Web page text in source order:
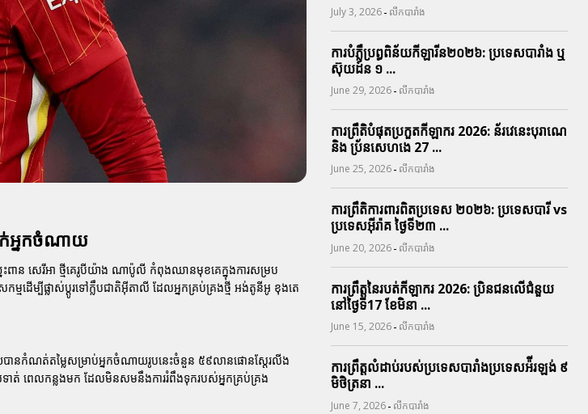
អ្នកចំណាយ
ពាន សេរីអា ថ្មីគេរូបីយ៉ាង ណាប៉ូលី កំពុងឈានមុខគេក្នុងការសម្រប
ដើម្បីផ្លាស់ប្តូរទៅក្លឹបជាតិអ៊ីតាលី ដែលអ្នកគ្រប់គ្រងថ្មី អង់តូនីអូ ខុងតេ
ានកំណត់តម្លៃសម្រាប់អ្នកចំណាយរូបនេះចំនួន ៥៩លានផោនស្តែរលីង
ាត់ ពេលកន្លងមក ដែលមិនសមនឹងការរំពឹងទុករបស់អ្នកគ្រប់គ្រង
July 3, 2026 - លីកបារាំង
ការបំភ្លឺប្រព្ធ​ពិន័យ​កីឡារីន​២០២៦: ប្រទេស​បារាំង​ ឬ​
ស៊ុយដ៍ន​ ១ ...
June 29, 2026 - លីកបារាំង
ការព្រឹតិបំផុតប្រកួតកីឡាករ 2026: ន័រវេនេះបុរាណេ
និង ប្រ័នសេហងេ 27 ...
June 25, 2026 - លីកបារាំង
ការព្រឹតិការពារ​ពិតប្រទេស ២០២៦: ប្រទេសបារី vs
ប្រទេសអ៊ីរ៉ាគ ថ្ងៃទី​២៣ ...
June 20, 2026 - លីកបារាំង
ការព្រឹត្តនៃរបត់កីឡាករ 2026: ប្រិនជនលើជំនួយ
នៅថ្ងៃទី17 ខែមិនា ...
June 15, 2026 - លីកបារាំង
ការព្រឹត្តលំដាប់របស់ប្រទេសបារាំងប្រទេសអ៉ីរឡង់ ៩
មិថិត្រនា ...
June 7, 2026 - លីកបារាំង